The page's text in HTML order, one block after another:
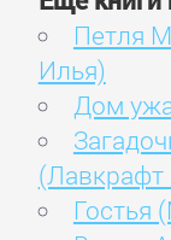
Петля
Илья)
Дом
(Лавкрафт
Гостья